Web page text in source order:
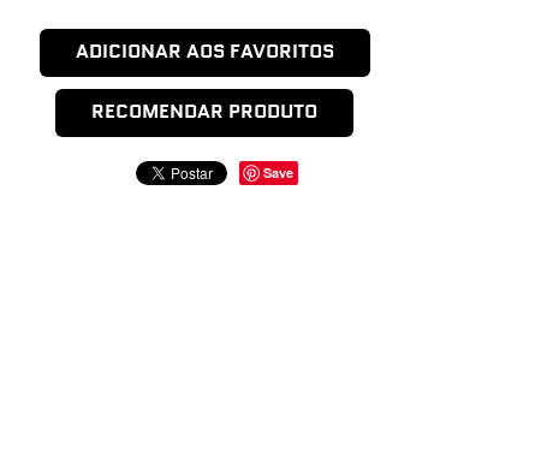
ADICIONAR AOS FAVORITOS
RECOMENDAR PRODUTO
Save